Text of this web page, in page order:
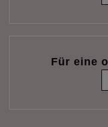
Für eine